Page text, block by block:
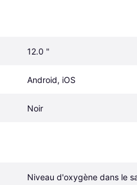
12.0 "
Android, iOS
Noir
Niveau d'oxygène dans le